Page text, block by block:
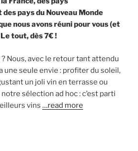
pays du Nouveau Monde
nous avons réuni pour vous (et
Le tout, dès 7€ !
? Nous, avec le retour tant attendu
une seule envie : profiter du soleil,
un joli vin en terrasse ou
sélection ad hoc : c’est parti
vins …read more